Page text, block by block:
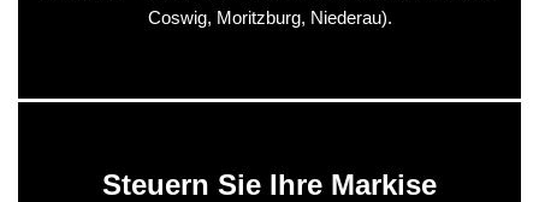
Coswig, Moritzburg, Niederau).
Steuern Sie Ihre Markise